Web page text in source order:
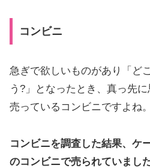
コンビニ
急ぎで欲しいものがあり「ど
う?」となったとき、真っ先
売っているコンビニですよね。
コンビニを調査した結果、ケ
のコンビニで売られていまし